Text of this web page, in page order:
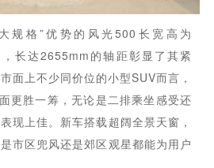
规格”优势的风光500长宽高为
长达2655mm的轴距彰显了其紧
面上不少同价位的小型SUV而言，
更胜一筹，无论是二排乘坐感受还
现上佳。新车搭载超阔全景天窗，
市区兜风还是郊区观星都能为用户